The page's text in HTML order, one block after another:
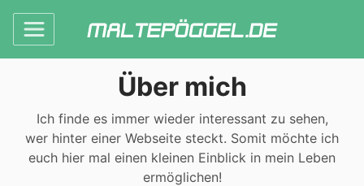
Über mich
Ich finde es immer wieder interessant zu sehen,
wer hinter einer Webseite steckt. Somit möchte ich
euch hier mal einen kleinen Einblick in mein Leben
ermöglichen!